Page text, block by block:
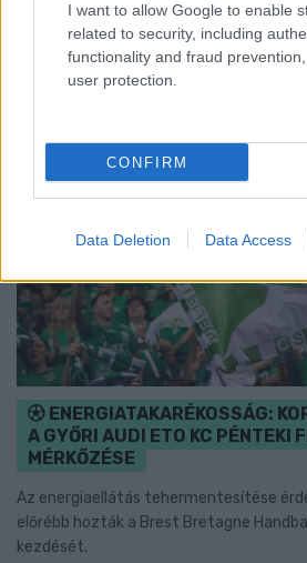
I want to allow Google to enable
related to security, including
functionality and fraud
user protection.
CONFIRM
Data Deletion Data Access
ENERGIATAKARÉKOSSÁG:
A GYŐRI AUDI ETO KC PÉNTEKI
MÉRKŐZÉSE
Az energiaellátás tehermentesítése
előrébb hozták a Brest Bretagne
kezdését.